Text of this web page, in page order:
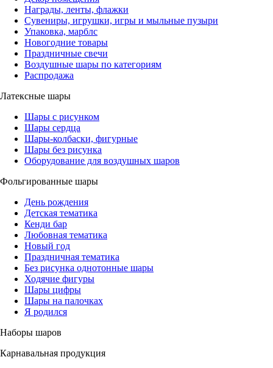
Награды, ленты, флажки
Сувениры, игрушки, игры и мыльные пузыри
Упаковка, марблс
Новогодние товары
Праздничные свечи
Воздушные шары по категориям
Распродажа
Латексные шары
Шары с рисунком
Шары сердца
Шары-колбаски, фигурные
Шары без рисунка
Оборудование для воздушных шаров
Фольгированные шары
День рождения
Детская тематика
Кенди бар
Любовная тематика
Новый год
Праздничная тематика
Без рисунка однотонные шары
Ходячие фигуры
Шары цифры
Шары на палочках
Я родился
Наборы шаров
Карнавальная продукция